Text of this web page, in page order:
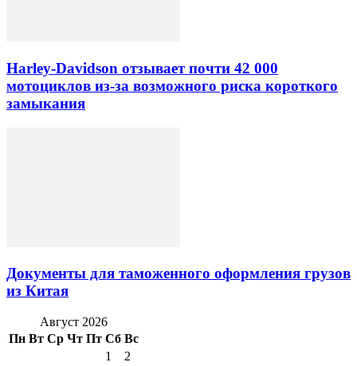
Harley-Davidson отзывает почти 42 000
мотоциклов из-за возможного риска короткого
замыкания
Документы для таможенного оформления грузов
из Китая
Август 2026
Пн Вт Ср Чт Пт Сб Вс
1
2